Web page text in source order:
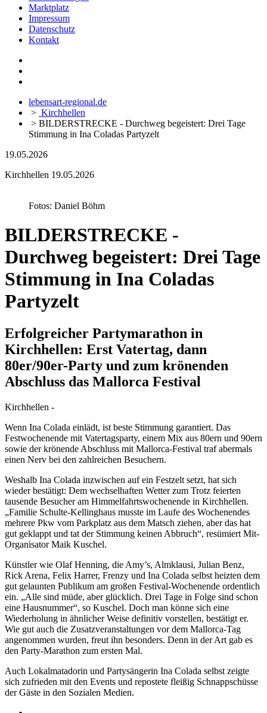
Marktplatz
Impressum
Datenschutz
Kontakt
lebensart-regional.de
> Kirchhellen
> BILDERSTRECKE - Durchweg begeistert: Drei Tage
Stimmung in Ina Coladas Partyzelt
19.05.2026
Kirchhellen 19.05.2026
Fotos: Daniel Böhm
BILDERSTRECKE -
Durchweg begeistert: Drei Tage
Stimmung in Ina Coladas
Partyzelt
Erfolgreicher Partymarathon in
Kirchhellen: Erst Vatertag, dann
80er/90er-Party und zum krönenden
Abschluss das Mallorca Festival
Kirchhellen -
Wenn Ina Colada einlädt, ist beste Stimmung garantiert. Das
Festwochenende mit Vatertagsparty, einem Mix aus 80ern und 90ern
sowie der krönende Abschluss mit Mallorca-Festival traf abermals
einen Nerv bei den zahlreichen Besuchern.
Weshalb Ina Colada inzwischen auf ein Festzelt setzt, hat sich
wieder bestätigt: Dem wechselhaften Wetter zum Trotz feierten
tausende Besucher am Himmelfahrtswochenende in Kirchhellen.
„Familie Schulte-Kellinghaus musste im Laufe des Wochenendes
mehrere Pkw vom Parkplatz aus dem Matsch ziehen, aber das hat
gut geklappt und tat der Stimmung keinen Abbruch“, resümiert Mit-
Organisator Maik Kuschel.
Künstler wie Olaf Henning, die Amy’s, Almklausi, Julian Benz,
Rick Arena, Felix Harrer, Frenzy und Ina Colada selbst heizten dem
gut gelaunten Publikum am großen Festival-Wochenende ordentlich
ein. „Alle sind müde, aber glücklich. Drei Tage in Folge sind schon
eine Hausnummer“, so Kuschel. Doch man könne sich eine
Wiederholung in ähnlicher Weise definitiv vorstellen, bestätigt er.
Wie gut auch die Zusatzveranstaltungen vor dem Mallorca-Tag
angenommen wurden, freut ihn besonders. Denn in der Art gab es
den Party-Marathon zum ersten Mal.
Auch Lokalmatadorin und Partysängerin Ina Colada selbst zeigte
sich zufrieden mit den Events und repostete fleißig Schnappschüsse
der Gäste in den Sozialen Medien.